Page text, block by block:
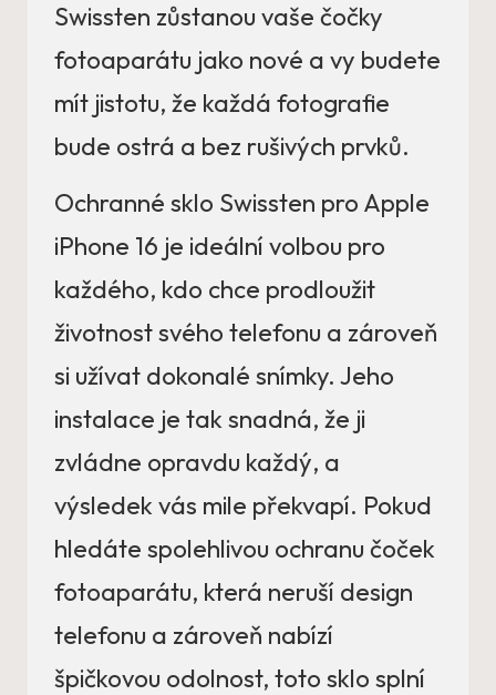
Swissten zůstanou vaše čočky
fotoaparátu jako nové a vy budete
mít jistotu, že každá fotografie
bude ostrá a bez rušivých prvků.
Ochranné sklo Swissten pro Apple
iPhone 16 je ideální volbou pro
každého, kdo chce prodloužit
životnost svého telefonu a zároveň
si užívat dokonalé snímky. Jeho
instalace je tak snadná, že ji
zvládne opravdu každý, a
výsledek vás mile překvapí. Pokud
hledáte spolehlivou ochranu čoček
fotoaparátu, která neruší design
telefonu a zároveň nabízí
špičkovou odolnost, toto sklo splní